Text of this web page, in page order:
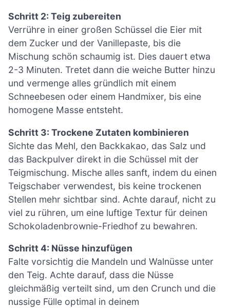
Schritt 2: Teig zubereiten
Verrühre in einer großen Schüssel die Eier mit
dem Zucker und der Vanillepaste, bis die
Mischung schön schaumig ist. Dies dauert etwa
2-3 Minuten. Tretet dann die weiche Butter hinzu
und vermenge alles gründlich mit einem
Schneebesen oder einem Handmixer, bis eine
homogene Masse entsteht.
Schritt 3: Trockene Zutaten kombinieren
Sichte das Mehl, den Backkakao, das Salz und
das Backpulver direkt in die Schüssel mit der
Teigmischung. Mische alles sanft, indem du einen
Teigschaber verwendest, bis keine trockenen
Stellen mehr sichtbar sind. Achte darauf, nicht zu
viel zu rühren, um eine luftige Textur für deinen
Schokoladenbrownie-Friedhof zu bewahren.
Schritt 4: Nüsse hinzufügen
Falte vorsichtig die Mandeln und Walnüsse unter
den Teig. Achte darauf, dass die Nüsse
gleichmäßig verteilt sind, um den Crunch und die
nussige Fülle optimal in deinem